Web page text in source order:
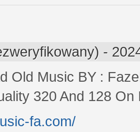
-
Old Music BY :
320 And 128 On
fa.com/